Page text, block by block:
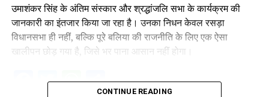
उमाशंकर सिंह के अंतिम संस्कार और श्रद्धांजलि सभा के कार्यक्रम की
जानकारी का इंतजार किया जा रहा है। उनका निधन केवल रसड़ा
विधानसभा ही नहीं, बल्कि पूरे बलिया की राजनीति के लिए एक ऐसा
खालीपन छोड़ गया है, जिसे भर पाना आसान नहीं होगा।
Facebook
Twitter
WhatsApp
Share
CONTINUE READING